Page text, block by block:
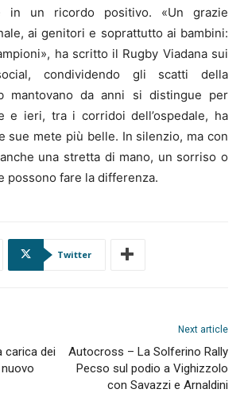
in un ricordo positivo. «Un grazie
ai genitori e soprattutto ai bambini:
ha scritto il Rugby Viadana sui
condividendo gli scatti della
mantovano da anni si distingue per
e ieri, tra i corridoi dell’ospedale, ha
sue mete più belle. In silenzio, ma con
una stretta di mano, un sorriso o
possono fare la differenza.
Twitter
carica dei
Next article
Autocross – La Solferino Rally
Pecso sul podio a Vighizzolo
con Savazzi e Arnaldini